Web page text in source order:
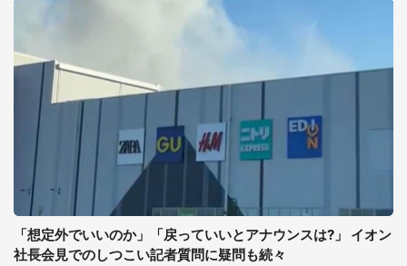
「想定外でいいのか」「戻っていいとアナウンスは?」 イオン
社長会見でのしつこい記者質問に疑問も続々